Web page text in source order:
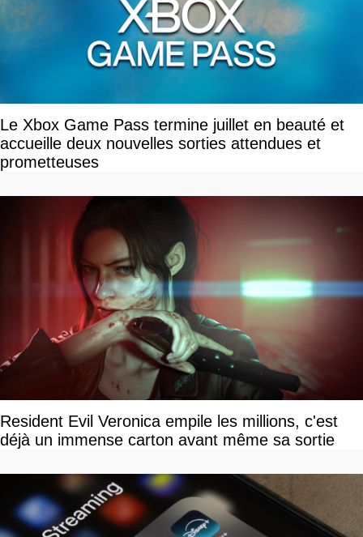
Le Xbox Game Pass termine juillet en beauté et
accueille deux nouvelles sorties attendues et
prometteuses
Resident Evil Veronica empile les millions, c'est
déjà un immense carton avant même sa sortie